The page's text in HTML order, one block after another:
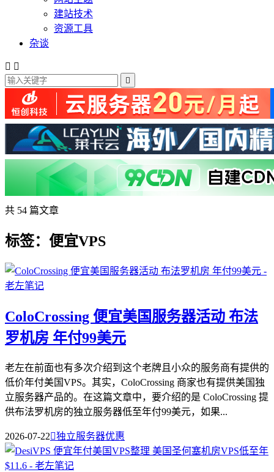
建站技术
资源工具
杂谈
 

共 54 篇文章
标签：便宜VPS
ColoCrossing 便宜美国服务器活动 布法
罗机房 年付99美元
老左在前面也有多次介绍到这个老牌且小众的服务商有提供的
低价年付美国VPS。其实，ColoCrossing 商家也有提供美国独
立服务器产品的。在这篇文章中，要介绍的是 ColoCrossing 提
供布法罗机房的独立服务器低至年付99美元，如果...
2026-07-22独立服务器优惠